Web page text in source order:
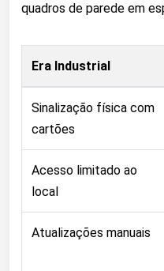
quadros de parede em
Era Industrial
Sinalização física com
cartões
Acesso limitado ao
local
Atualizações manuais